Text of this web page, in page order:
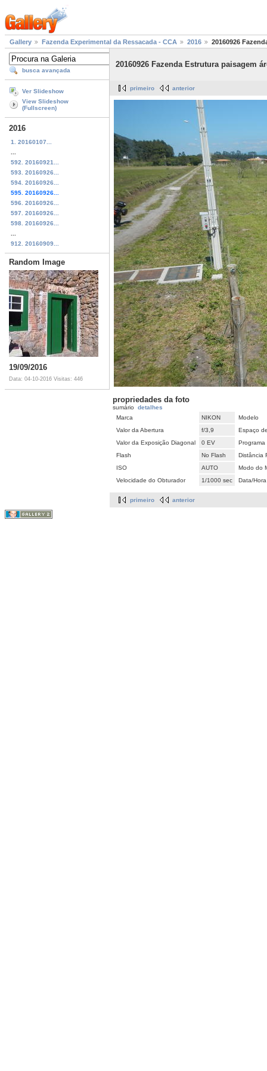
Gallery Fazenda Experimental da Ressacada - CCA 2016 20160926
busca avançada
Ver Slideshow
View Slideshow
(Fullscreen)
2016
1. 20160107...
592. 20160921...
593. 20160926...
594. 20160926...
595. 20160926...
596. 20160926...
597. 20160926...
598. 20160926...
912. 20160909...
Random Image
19/09/2016
Data: 04-10-2016 Visitas: 446
20160926 Fazenda Estrutura paisagem
primeiro anterior
propriedades da foto
sumário detalhes
Marca
NIKON
Modelo
Valor da Abertura
f/3,9
Espaço
Valor da Exposição Diagonal
0 EV
Flash
No Flash
Distância
ISO
AUTO
Modo do
Velocidade do Obturador
1/1000 sec Data/Hora
primeiro anterior